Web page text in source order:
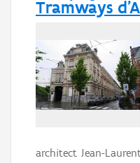
Tramways
architect Jean-